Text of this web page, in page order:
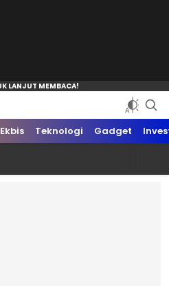
Ekbis Teknologi Gadget